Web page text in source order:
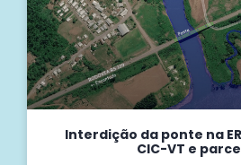
Interdição da ponte na
CIC-VT e